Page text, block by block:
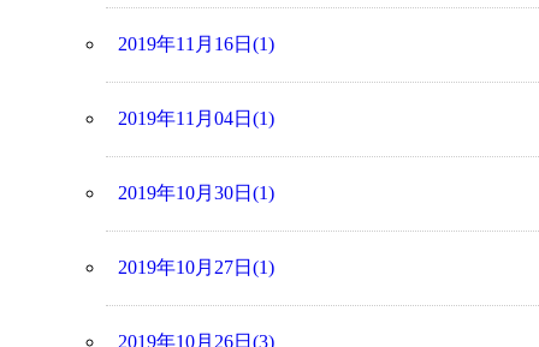
2019年11月16日(1)
2019年11月04日(1)
2019年10月30日(1)
2019年10月27日(1)
2019年10月26日(3)